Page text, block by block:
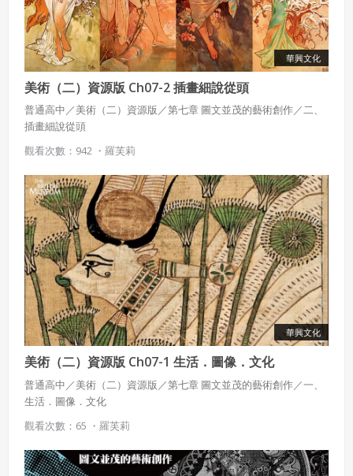
華興文化
美術（二）資源版 Ch07-2 插畫細說從頭
普通高中／美術（二）資源版／第七章 圖文並茂的藝術創作／二、
插畫細說從頭
觀看次數：942 ・ 羅芙莉
華興文化
美術（二）資源版 Ch07-1 生活．圖像．文化
普通高中／美術（二）資源版／第七章 圖文並茂的藝術創作／一、
生活．圖像．文化
觀看次數：65 ・ 羅芙莉
使用 Facebook 帳號註冊